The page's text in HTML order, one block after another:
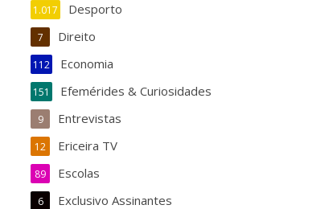
Desporto
1.017
Direito
7
Economia
112
Efemérides & Curiosidades
151
Entrevistas
9
Ericeira TV
12
Escolas
89
Exclusivo Assinantes
6